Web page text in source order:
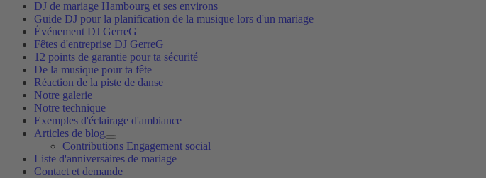
DJ de mariage Hambourg et ses environs
Guide DJ pour la planification de la musique lors d'un mariage
Événement DJ GerreG
Fêtes d'entreprise DJ GerreG
12 points de garantie pour ta sécurité
De la musique pour ta fête
Réaction de la piste de danse
Notre galerie
Notre technique
Exemples d'éclairage d'ambiance
Articles de blog
Contributions Engagement social
Liste d'anniversaires de mariage
Contact et demande